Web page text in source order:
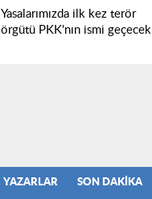
Yasalarımızda ilk kez terör
örgütü PKK'nın ismi geçecek
YAZARLAR SON DAKIKA